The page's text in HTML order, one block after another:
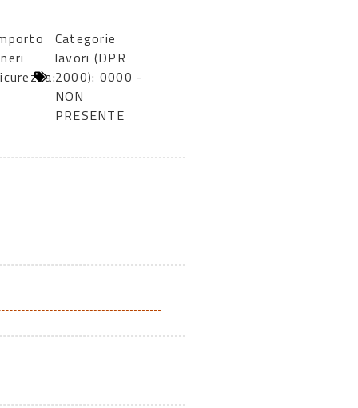
Categorie
lavori (DPR
2000): 0000 -
NON
PRESENTE